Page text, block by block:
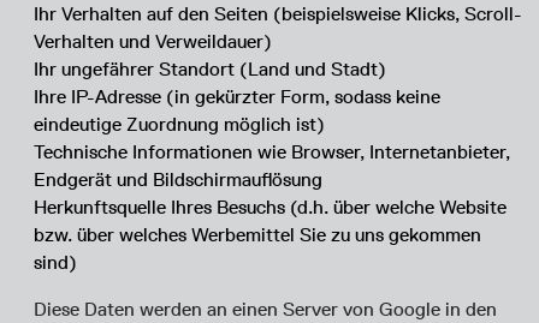
Ihr Verhalten auf den Seiten (beispielsweise Klicks, Scroll-
Verhalten und Verweildauer)
Ihr ungefährer Standort (Land und Stadt)
Ihre IP-Adresse (in gekürzter Form, sodass keine
eindeutige Zuordnung möglich ist)
Technische Informationen wie Browser, Internetanbieter,
Endgerät und Bildschirmauflösung
Herkunftsquelle Ihres Besuchs (d.h. über welche Website
bzw. über welches Werbemittel Sie zu uns gekommen
sind)
Diese Daten werden an einen Server von Google in den